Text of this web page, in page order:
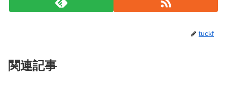
tuckf
関連記事